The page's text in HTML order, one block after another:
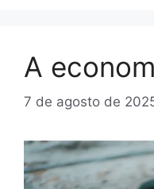
A
7 de agosto de